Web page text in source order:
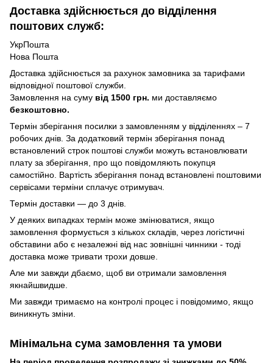
Доставка здійснюється до відділення
поштових служб:
УкрПошта
Нова Пошта
Доставка здійснюється за рахунок замовника за тарифами
відповідної поштової служби.
Замовлення на суму від 1500 грн. ми доставляємо
безкоштовно.
Термін зберігання посилки з замовленням у відділеннях – 7
робочих днів. За додатковий термін зберігання понад
встановлений строк поштові служби можуть встановлювати
плату за зберігання, про що повідомляють покупця
самостійно. Вартість зберігання понад вcтановлені поштовими
сервісами терміни сплачує отримувач.
Термін доставки — до 3 днів.
У деяких випадках термін може змінюватися, якщо
замовлення формується з кількох складів, через логістичні
обставини або є незалежні від нас зовнішні чинники - тоді
доставка може тривати трохи довше.
Але ми завжди дбаємо, щоб ви отримали замовлення
якнайшвидше.
Ми завжди тримаємо на контролі процес і повідомимо, якщо
виникнуть зміни.
Мінімальна сума замовлення та умови